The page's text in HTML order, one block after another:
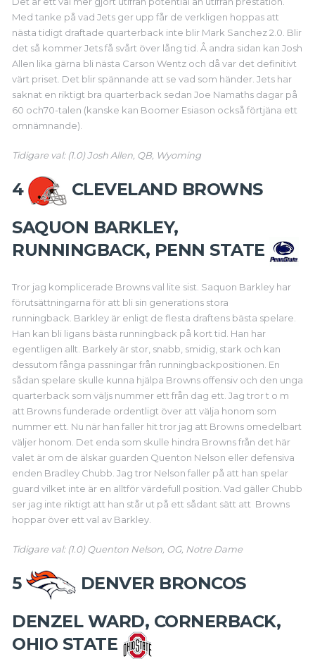
Med tanke på vad Jets ger upp får de verkligen hoppas att
nästa tidigt draftade quarterback inte blir Mark Sanchez 2.0. Blir
det så kommer Jets få svårt över lång tid. Å andra sidan kan Josh
Allen lika gärna bli nästa Carson Wentz och då var det definitivt
värt priset. Det blir spännande att se vad som händer. Jets har
saknat en riktigt bra quarterback sedan Joe Namaths dagar på
60 och70-talen (kanske kan Boomer Esiason också förtjäna ett
omnämnande).
Tidigare val: (1.0) Josh Allen, QB, Wyoming
4
CLEVELAND BROWNS
SAQUON BARKLEY,
RUNNINGBACK, PENN STATE
Tror jag komplicerade Browns val lite sist. Saquon Barkley har
förutsättningarna för att bli sin generations stora
runningback. Barkley är enligt de flesta draftens bästa spelare.
Han kan bli ligans bästa runningback på kort tid. Han har
egentligen allt. Barkely är stor, snabb, smidig, stark och kan
dessutom fånga passningar från runningbackpositionen. En
sådan spelare skulle kunna hjälpa Browns offensiv och den unga
quarterback som väljs nummer ett från dag ett. Jag tror t o m
att Browns funderade ordentligt över att välja honom som
nummer ett. Nu när han faller hit tror jag att Browns omedelbart
väljer honom. Det enda som skulle hindra Browns från det här
valet är om de älskar guarden Quenton Nelson eller defensiva
enden Bradley Chubb. Jag tror Nelson faller på att han spelar
guard vilket inte är en alltför värdefull position. Vad gäller Chubb
ser jag inte riktigt att han står ut på ett sådant sätt att Browns
hoppar över ett val av Barkley.
Tidigare val: (1.0) Quenton Nelson, OG, Notre Dame
5
DENVER BRONCOS
DENZEL WARD, CORNERBACK,
OHIO STATE